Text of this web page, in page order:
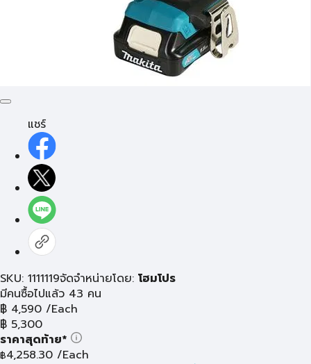
แชร์
SKU: 1111119จัดจำหน่ายโดย: โฮมโปร
มีคนซื้อไปแล้ว 43 คน
฿ 4,590 /Each
฿ 5,300
ราคาสุดท้าย*
฿4,258.30 /Each